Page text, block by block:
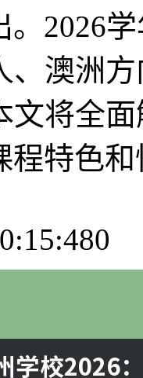
。2026
、澳洲
文将全
程特色
0